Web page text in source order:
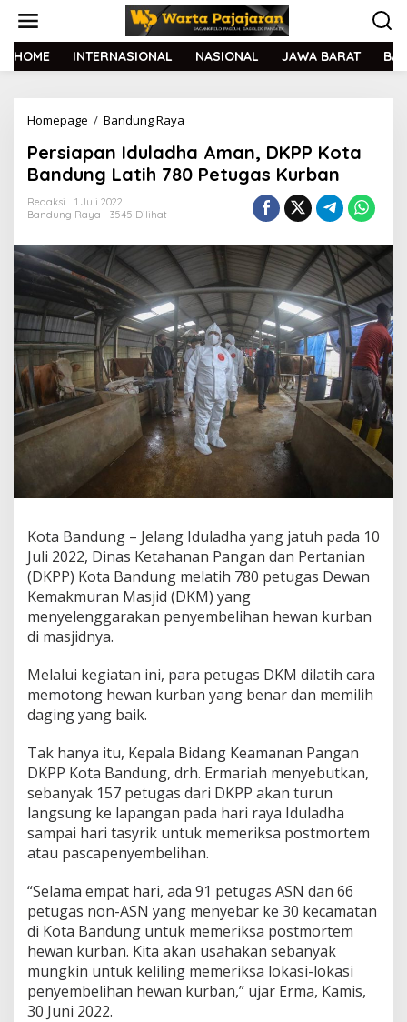
t
HOME INTERNASIONAL NASIONAL JAWA BARAT
Homepage / Bandung Raya
r
s
i
d
u
l
a
d
h
a
A
m
a
n
,
D
K
P
K
o
t
a
B
a
u
n
t
i
h
7
8
0
P
t
u
g
a
s
K
u
Persiapan Iduladha Aman, DKPP Kota
Bandung Latih 780 Petugas Kurban
Redaksi
1 Juli 2022
Bandung Raya
3545 Dilihat
Kota Bandung – Jelang Iduladha yang jatuh pada 10
Juli 2022, Dinas Ketahanan Pangan dan Pertanian
(DKPP) Kota Bandung melatih 780 petugas Dewan
Kemakmuran Masjid (DKM) yang
menyelenggarakan penyembelihan hewan kurban
di masjidnya.
Melalui kegiatan ini, para petugas DKM dilatih cara
memotong hewan kurban yang benar dan memilih
daging yang baik.
Tak hanya itu, Kepala Bidang Keamanan Pangan
DKPP Kota Bandung, drh. Ermariah menyebutkan,
sebanyak 157 petugas dari DKPP akan turun
langsung ke lapangan pada hari raya Iduladha
sampai hari tasyrik untuk memeriksa postmortem
atau pascapenyembelihan.
“Selama empat hari, ada 91 petugas ASN dan 66
petugas non-ASN yang menyebar ke 30 kecamatan
di Kota Bandung untuk memeriksa postmortem
hewan kurban. Kita akan usahakan sebanyak
mungkin untuk keliling memeriksa lokasi-lokasi
penyembelihan hewan kurban,” ujar Erma, Kamis,
30 Juni 2022.